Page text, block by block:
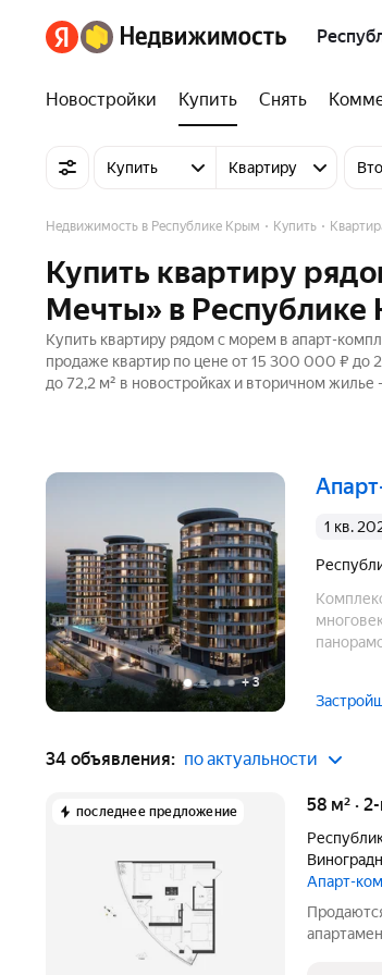
Новостройки Купить Снять
Купить Квартиру
Недвижимость в Республике Крым Купить
Купить квартиру
Мечты» в
Купить квартиру рядом с морем в апарт-
продаже квартир по цене от 15 300 000 ₽ до
до 72,2 м² в новостройках и вторичном
1 кв.
+3
34 объявления: по актуальности
последнее предложение 58 м² ·
Апарт-